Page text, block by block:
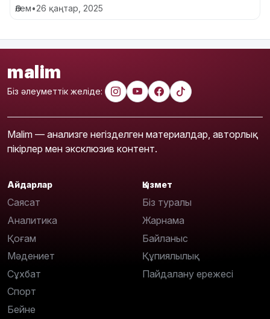
Әлем•26 қаңтар, 2025
malim
Біз әлеуметтік желіде:
Malim — анализге негізделген материалдар, авторлық
пікірлер мен эксклюзив контент.
Айдарлар
Саясат
Аналитика
Қоғам
Мәдениет
Сұхбат
Спорт
Бейне
Қызмет
Біз туралы
Жарнама
Байланыс
Құпиялылық
Пайдалану ережесі